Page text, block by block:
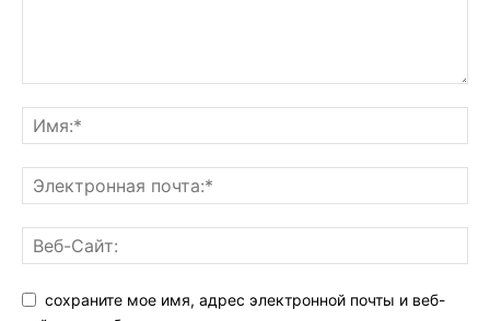
сохраните мое имя, адрес электронной почты и веб-